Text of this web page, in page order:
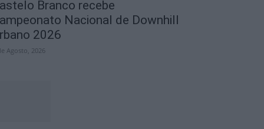
Branco recebe
Nacional de Downhill
2026
Agosto, 2026